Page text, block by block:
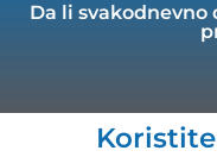
Da li svakodnevno